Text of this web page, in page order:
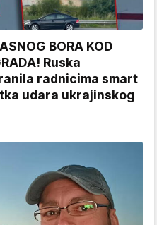
BORA KOD
Ruska
radnicima smart
udara ukrajinskog